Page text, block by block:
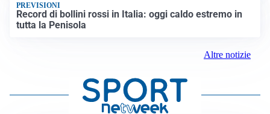
PREVISIONI
Record di bollini rossi in Italia: oggi caldo estremo in
tutta la Penisola
Altre notizie